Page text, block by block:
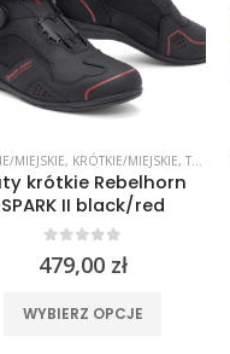
MIEJSKIE, KRÓTKIE/MIEJSKIE, TURYSTYCZNE
krótkie Rebelhorn
SPARK II black/red
out of 5
479,00 zł
WYBIERZ OPCJE